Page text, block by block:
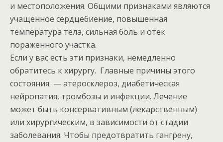
и местоположения. Общими признаками являются
учащенное сердцебиение, повышенная
температура тела, сильная боль и отек
пораженного участка.
Если у вас есть эти признаки, немедленно
обратитесь к хирургу. Главные причины этого
состояния — атеросклероз, диабетическая
нейропатия, тромбозы и инфекции. Лечение
может быть консервативным (лекарственным)
или хирургическим, в зависимости от стадии
заболевания. Чтобы предотвратить гангрену,